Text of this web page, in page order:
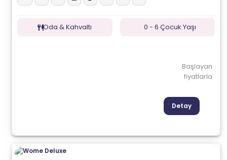
Oda & Kahvaltı 0 - 6 Çocuk Yaşı
Başlayan
fiyatlarla
Detay